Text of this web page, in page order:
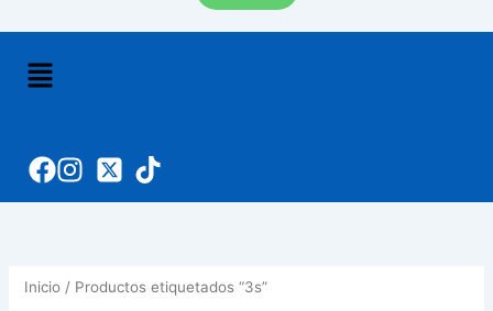
Menú
Inicio / Productos etiquetados “3s”